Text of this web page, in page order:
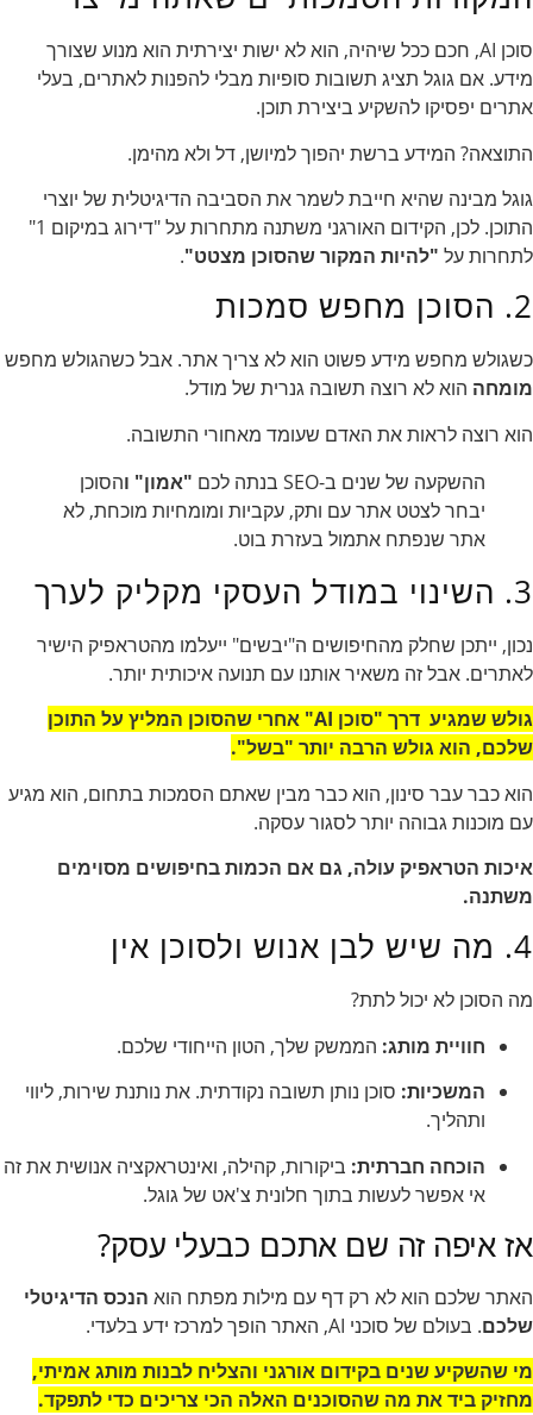
סוכן AI, חכם ככל שיהיה, הוא לא ישות יצירתית הוא מנוע שצורך
מידע. אם גוגל תציג תשובות סופיות מבלי להפנות לאתרים, בעלי
אתרים יפסיקו להשקיע ביצירת תוכן.
התוצאה? המידע ברשת יהפוך למיושן, דל ולא מהימן.
גוגל מבינה שהיא חייבת לשמר את הסביבה הדיגיטלית של יוצרי
התוכן. לכן, הקידום האורגני משתנה מתחרות על "דירוג במיקום 1"
לתחרות על "להיות המקור שהסוכן מצטט".
2. הסוכן מחפש סמכות
כשגולש מחפש מידע פשוט הוא לא צריך אתר. אבל כשהגולש מחפש
מומחה הוא לא רוצה תשובה גנרית של מודל.
הוא רוצה לראות את האדם שעומד מאחורי התשובה.
ההשקעה של שנים ב-SEO בנתה לכם
"אמון" והסוכן
יבחר לצטט אתר עם ותק, עקביות ומומחיות מוכחת, לא
אתר שנפתח אתמול בעזרת בוט.
3. השינוי במודל העסקי מקליק לערך
נכון, ייתכן שחלק מהחיפושים ה"יבשים" ייעלמו מהטראפיק הישיר
לאתרים. אבל זה משאיר אותנו עם תנועה איכותית יותר.
גולש שמגיע דרך "סוכן AI" אחרי שהסוכן המליץ על התוכן
שלכם, הוא גולש הרבה יותר "בשל".
הוא כבר עבר סינון, הוא כבר מבין שאתם הסמכות בתחום, הוא מגיע
עם מוכנות גבוהה יותר לסגור עסקה.
איכות הטראפיק עולה, גם אם הכמות בחיפושים מסוימים
משתנה.
4. מה שיש לבן אנוש ולסוכן אין
מה הסוכן לא יכול לתת?
חוויית מותג: הממשק שלך, הטון הייחודי שלכם.
המשכיות: סוכן נותן תשובה נקודתית. את נותנת שירות, ליווי
ותהליך.
הוכחה חברתית: ביקורות, קהילה, ואינטראקציה אנושית את זה
אי אפשר לעשות בתוך חלונית צ'אט של גוגל.
אז איפה זה שם אתכם כבעלי עסק?
האתר שלכם הוא לא רק דף עם מילות מפתח הוא הנכס הדיגיטלי
שלכם. בעולם של סוכני AI, האתר הופך למרכז ידע בלעדי.
מי שהשקיע שנים בקידום אורגני והצליח לבנות מותג אמיתי,
מחזיק ביד את מה שהסוכנים האלה הכי צריכים כדי לתפקד.